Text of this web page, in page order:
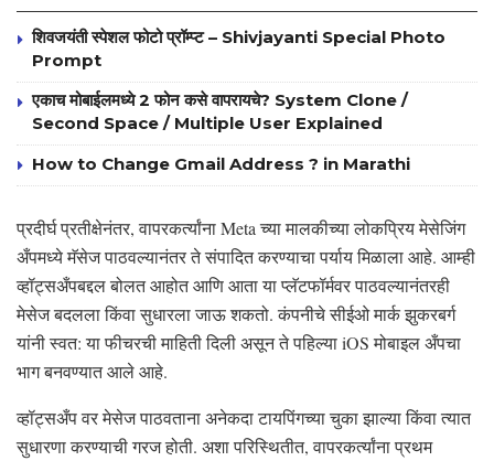
शिवजयंती स्पेशल फोटो प्रॉम्प्ट – Shivjayanti Special Photo
Prompt
एकाच मोबाईलमध्ये 2 फोन कसे वापरायचे? System Clone /
Second Space / Multiple User Explained
How to Change Gmail Address ? in Marathi
प्रदीर्घ प्रतीक्षेनंतर, वापरकर्त्यांना Meta च्या मालकीच्या लोकप्रिय मेसेजिंग
अँपमध्ये मॅसेज पाठवल्यानंतर ते संपादित करण्याचा पर्याय मिळाला आहे. आम्ही
व्हॉट्सअँपबद्दल बोलत आहोत आणि आता या प्लॅटफॉर्मवर पाठवल्यानंतरही
मेसेज बदलला किंवा सुधारला जाऊ शकतो. कंपनीचे सीईओ मार्क झुकरबर्ग
यांनी स्वत: या फीचरची माहिती दिली असून ते पहिल्या iOS मोबाइल अँपचा
भाग बनवण्यात आले आहे.
व्हॉट्सअँप वर मेसेज पाठवताना अनेकदा टायपिंगच्या चुका झाल्या किंवा त्यात
सुधारणा करण्याची गरज होती. अशा परिस्थितीत, वापरकर्त्यांना प्रथम